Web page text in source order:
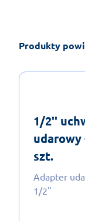
Produkty
1/2''
udarowy
szt.
Adapter
1/2"